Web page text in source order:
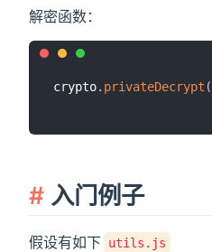
解密函数：
crypto. privateDecrypt (
入门例子
假设有如下 utils.js